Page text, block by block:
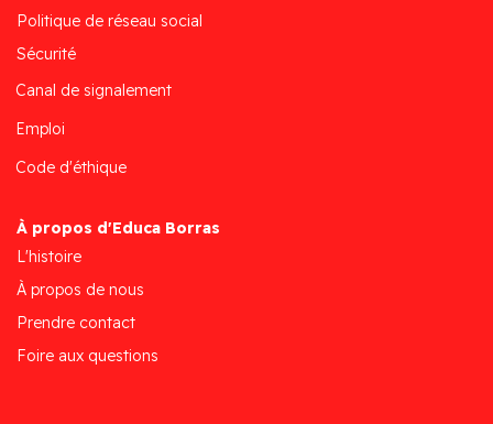
Politique de réseau social
Sécurité
Canal de signalement
Emploi
Code d'éthique
À propos d'Educa Borras
L'histoire
À propos de nous
Prendre contact
Foire aux questions